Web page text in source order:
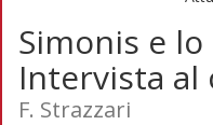
Simonis e
Intervista al
F. Strazzari